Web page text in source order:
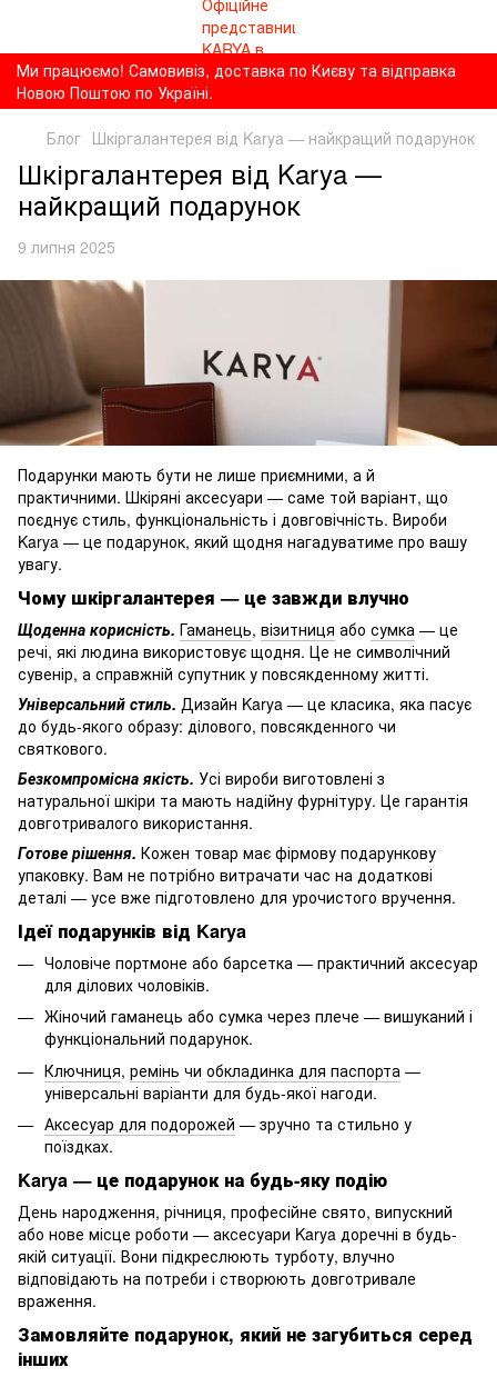
Ми працюємо! Самовивіз, доставка по Києву та відправка
Новою Поштою по Україні.
Блог Шкіргалантерея від Karya — найкращий подарунок
Шкіргалантерея від Karya —
найкращий подарунок
9 липня 2025
Подарунки мають бути не лише приємними, а й
практичними. Шкіряні аксесуари — саме той варіант, що
поєднує стиль, функціональність і довговічність. Вироби
Karya — це подарунок, який щодня нагадуватиме про вашу
увагу.
Чому шкіргалантерея — це завжди влучно
Щоденна корисність. Гаманець, візитниця або сумка — це
речі, які людина використовує щодня. Це не символічний
сувенір, а справжній супутник у повсякденному житті.
Універсальний стиль. Дизайн Karya — це класика, яка пасує
до будь-якого образу: ділового, повсякденного чи
святкового.
Безкомпромісна якість. Усі вироби виготовлені з
натуральної шкіри та мають надійну фурнітуру. Це гарантія
довготривалого використання.
Готове рішення. Кожен товар має фірмову подарункову
упаковку. Вам не потрібно витрачати час на додаткові
деталі — усе вже підготовлено для урочистого вручення.
Ідеї подарунків від Karya
Чоловіче портмоне або барсетка — практичний аксесуар
для ділових чоловіків.
Жіночий гаманець або сумка через плече — вишуканий і
функціональний подарунок.
Ключниця, ремінь чи обкладинка для паспорта —
універсальні варіанти для будь-якої нагоди.
Аксесуар для подорожей — зручно та стильно у
поїздках.
Karya — це подарунок на будь-яку подію
День народження, річниця, професійне свято, випускний
або нове місце роботи — аксесуари Karya доречні в будь-
якій ситуації. Вони підкреслюють турботу, влучно
відповідають на потреби і створюють довготривале
враження.
Замовляйте подарунок, який не загубиться серед
інших